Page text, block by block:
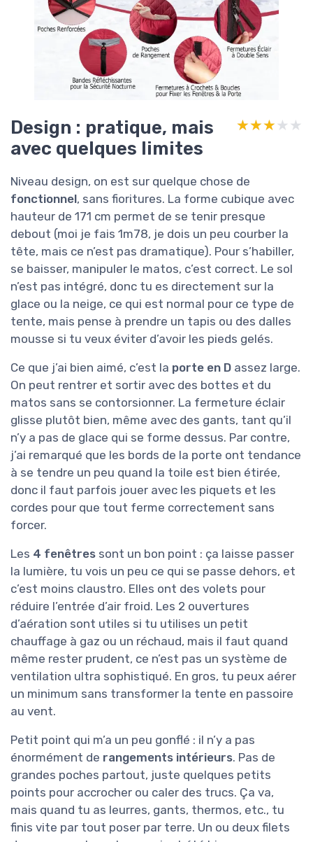
Design : pratique, mais
avec quelques limites
★★★★★
★★★★★
Niveau design, on est sur quelque chose de
fonctionnel, sans fioritures. La forme cubique avec
hauteur de 171 cm permet de se tenir presque
debout (moi je fais 1m78, je dois un peu courber la
tête, mais ce n’est pas dramatique). Pour s’habiller,
se baisser, manipuler le matos, c’est correct. Le sol
n’est pas intégré, donc tu es directement sur la
glace ou la neige, ce qui est normal pour ce type de
tente, mais pense à prendre un tapis ou des dalles
mousse si tu veux éviter d’avoir les pieds gelés.
Ce que j’ai bien aimé, c’est la porte en D assez large.
On peut rentrer et sortir avec des bottes et du
matos sans se contorsionner. La fermeture éclair
glisse plutôt bien, même avec des gants, tant qu’il
n’y a pas de glace qui se forme dessus. Par contre,
j’ai remarqué que les bords de la porte ont tendance
à se tendre un peu quand la toile est bien étirée,
donc il faut parfois jouer avec les piquets et les
cordes pour que tout ferme correctement sans
forcer.
Les 4 fenêtres sont un bon point : ça laisse passer
la lumière, tu vois un peu ce qui se passe dehors, et
c’est moins claustro. Elles ont des volets pour
réduire l’entrée d’air froid. Les 2 ouvertures
d’aération sont utiles si tu utilises un petit
chauffage à gaz ou un réchaud, mais il faut quand
même rester prudent, ce n’est pas un système de
ventilation ultra sophistiqué. En gros, tu peux aérer
un minimum sans transformer la tente en passoire
au vent.
Petit point qui m’a un peu gonflé : il n’y a pas
énormément de rangements intérieurs. Pas de
grandes poches partout, juste quelques petits
points pour accrocher ou caler des trucs. Ça va,
mais quand tu as leurres, gants, thermos, etc., tu
finis vite par tout poser par terre. Un ou deux filets